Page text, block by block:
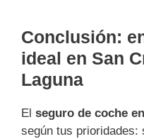
Conclusión:
ideal en San
Laguna
El seguro de coche
según tus prioridades: